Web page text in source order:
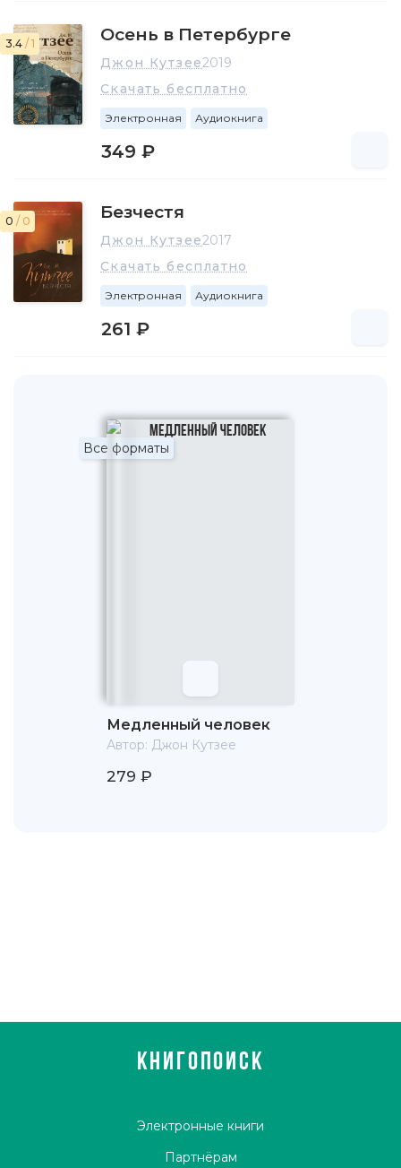
3.4 / 1 Осень в Петербурге
Джон Кутзее2019
Скачать бесплатно
Электронная Аудиокнига
349 ₽
0 / 0 Безчестя
Джон Кутзее2017
Скачать бесплатно
Электронная Аудиокнига
261 ₽
Все форматы
Медленный человек
Автор: Джон Кутзее
279 ₽
КНИГОПОИСК
Электронные книги
Партнёрам